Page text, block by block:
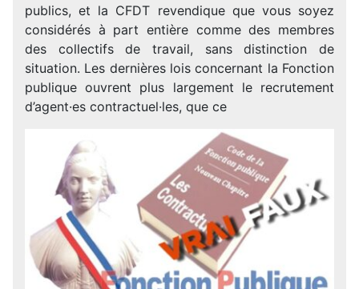
publics, et la CFDT revendique que vous soyez
considérés à part entière comme des membres
des collectifs de travail, sans distinction de
situation. Les dernières lois concernant la Fonction
publique ouvrent plus largement le recrutement
d’agent·es contractuel·les, que ce